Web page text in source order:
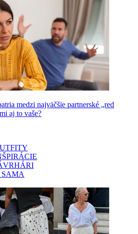
medzi najväčšie partnerské „red
aj to vaše?